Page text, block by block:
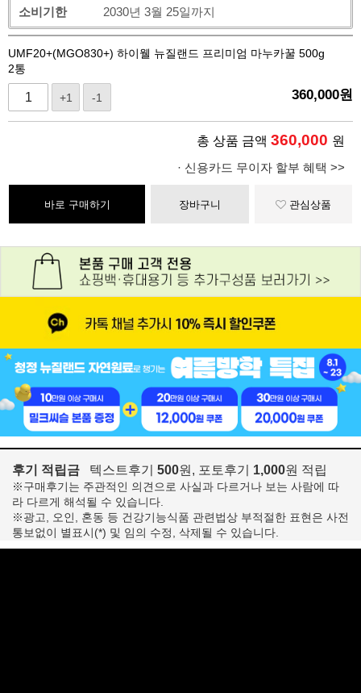
소비기한
2030년 3월 25일까지
UMF20+(MGO830+) 하이웰 뉴질랜드 프리미엄 마누카꿀 500g
2통
+1 -1 360,000원
총 상품 금액 360,000 원
· 신용카드 무이자 할부 혜택 >>
바로 구매하기 장바구니 관심상품
후기 적립금 텍스트후기 500원, 포토후기 1,000원 적립
※구매후기는 주관적인 의견으로 사실과 다르거나 보는 사람에 따
라 다르게 해석될 수 있습니다.
※광고, 오인, 혼동 등 건강기능식품 관련법상 부적절한 표현은 사전
통보없이 별표시(*) 및 임의 수정, 삭제될 수 있습니다.